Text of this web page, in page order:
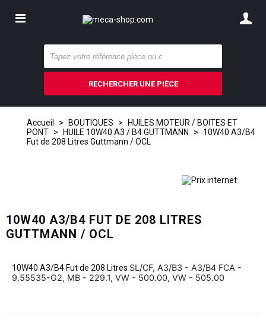
RECHERCHER UNE PIÈCE
Accueil > BOUTIQUES >
HUILES MOTEUR / BOITES ET
PONT > HUILE 10W40 A3 / B4 GUTTMANN >
10W40 A3/B4
Fut de 208 Litres Guttmann / OCL
10W40 A3/B4 FUT DE 208 LITRES
GUTTMANN / OCL
10W40 A3/B4 Fut de 208 Litres SL/CF, A3/B3 - A3/B4 FCA -
9.55535-G2, MB - 229.1, VW - 500.00, VW - 505.00